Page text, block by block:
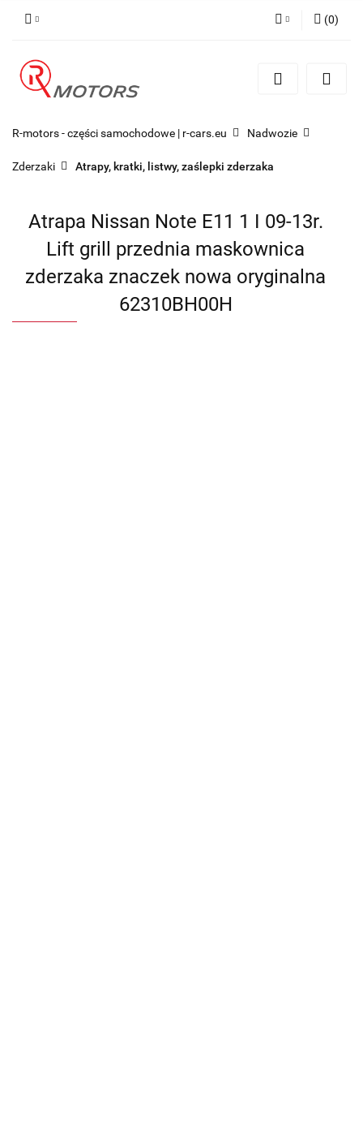
Zarejestruj się
(0)
R-motors - części samochodowe | r-cars.eu Nadwozie
Zderzaki Atrapy, kratki, listwy, zaślepki zderzaka
Atrapa Nissan Note E11 1 I 09-13r.
Lift grill przednia maskownica
zderzaka znaczek nowa oryginalna
62310BH00H